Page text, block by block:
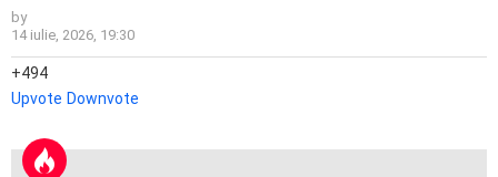
by
14 iulie, 2026, 19:30
494
Upvote Downvote